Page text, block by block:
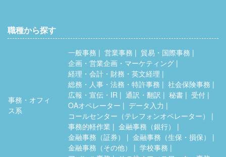
職種から探す
事務・オフィ
ス系
一般事務 営業事務
貿易・国際事務
企画・営業企画・マーケティング
経理・会計・財務・英文経理
総務・人事・法務・特許事務
社会保険事務
広報・宣伝・IR
通訳・翻訳 秘書
受付
OAオペレーター
データ入力
コールセンター（テレフォンオペレーター）
事務的軽作業
金融事務（銀行）
金融事務（証券）
金融事務（生保・損保）
金融事務（その他）
学校事務